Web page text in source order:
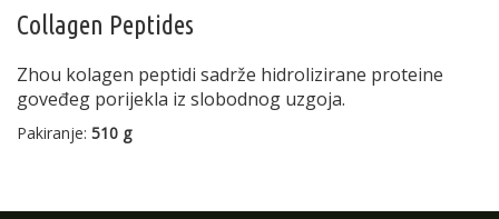
Collagen Peptides
Zhou kolagen peptidi sadrže hidrolizirane proteine
goveđeg porijekla iz slobodnog uzgoja.
Pakiranje: 510 g